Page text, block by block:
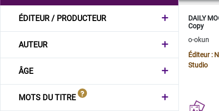
ÉDITEUR / PRODUCTEUR
AUTEUR
ÂGE
MOTS DU TITRE
DAILY
Copy
o-okun
Éditeur :
Studio